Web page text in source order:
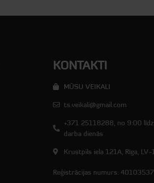
KONTAKTI
MŪSU VEIKALI
ts.veikali@gmail.com
+371 25118288, no 9:00
darba dienās
Krustpils iela 121A, Rīga,
Reģistrācijas numurs: